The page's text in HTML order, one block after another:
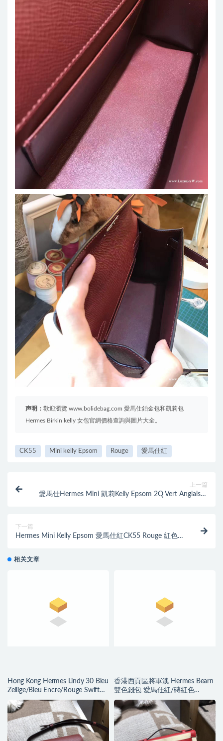
声明： 歡迎瀏覽 www.bolidebag.com 愛馬仕鉑金包和凱莉包
Hermes Birkin kelly 女包官網價格查詢與圖片大全。
CK55 Mini kelly Epsom Rouge 愛馬仕紅
上一篇
愛馬仕Hermes Mini 凱莉Kelly Epsom 2Q Vert Anglais英
下一篇
Hermes Mini Kelly Epsom 愛馬仕紅CK55 Rouge 紅色最
相关文章
Hong Kong Hermes Lindy 30 Bleu
Zellige/Bleu Encre/Rouge Swift
Epsom
香港西貢區將軍澳 Hermes Bearn
雙色錢包 愛馬仕紅/磚紅色
Epsom小牛皮